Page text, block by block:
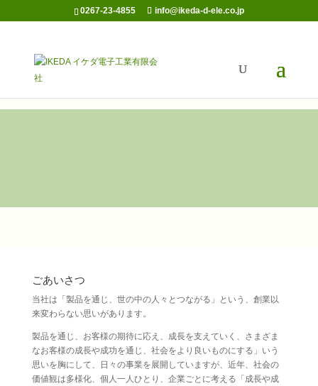
0267-23-4855 info@ikeda-d-ele.co.jp
ごあいさつ
当社は「製品を通じ、世の中の人々とつながる」という、創業以
来変わらない思いがあります。
製品を通じ、お客様の期待に応え、成長を支えていく、さまざま
なお客様の成長や成功を通じ、社会をより良いものにする」いう
思いを胸にして、日々の事業を展開していますが、近年、社会の
価値観は多様化、個人一人ひとり、企業ごとに考える「成長や成